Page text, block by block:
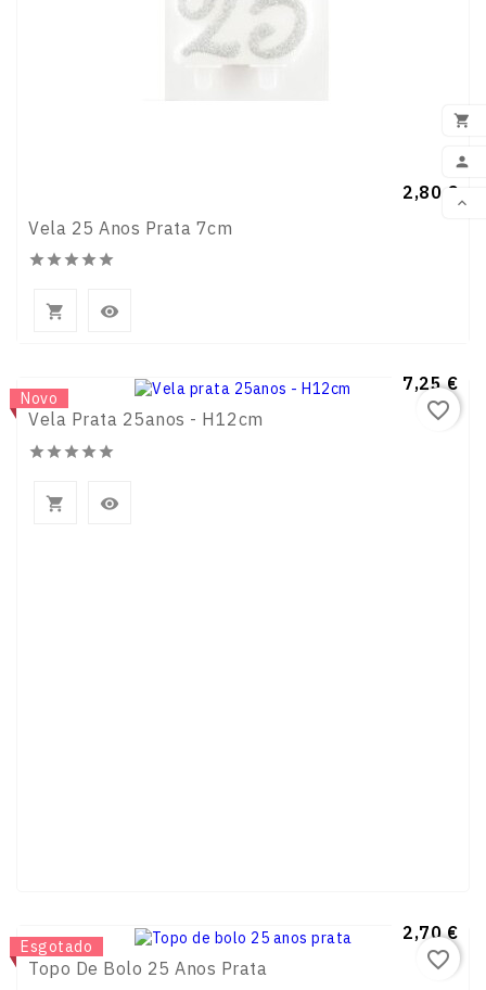



Preço
2,80 €
Vela 25 Anos Prata 7cm

 
Preço
7,25 €
Novo
Vela Prata 25anos - H12cm

 
favorite_border
Preço
2,70 €
Novo
Esgotado
Topo De Bolo 25 Anos Prata favorite_border